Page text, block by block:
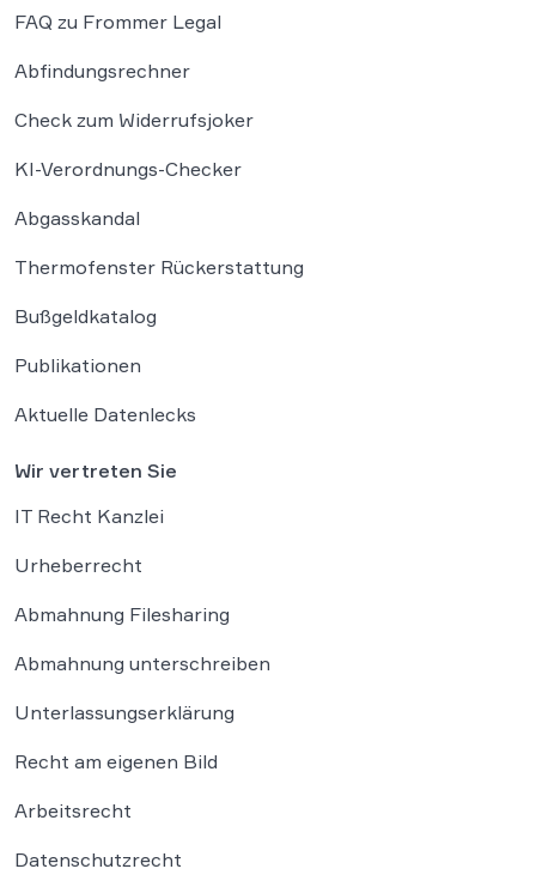
FAQ zu Frommer Legal
Abfindungsrechner
Check zum Widerrufsjoker
KI-Verordnungs-Checker
Abgasskandal
Thermofenster Rückerstattung
Bußgeldkatalog
Publikationen
Aktuelle Datenlecks
Wir vertreten Sie
IT Recht Kanzlei
Urheberrecht
Abmahnung Filesharing
Abmahnung unterschreiben
Unterlassungserklärung
Recht am eigenen Bild
Arbeitsrecht
Datenschutzrecht